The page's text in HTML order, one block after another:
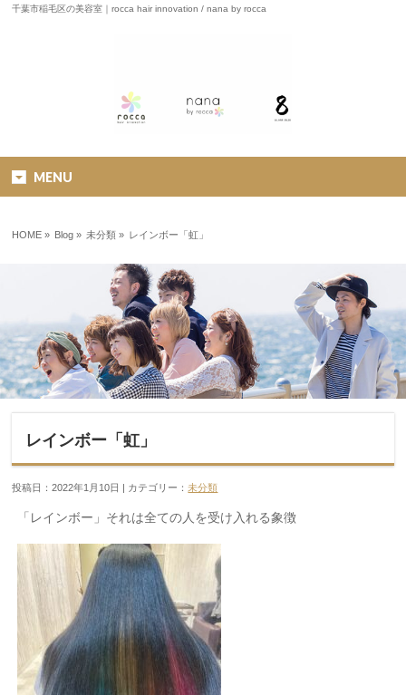
千葉市稲毛区の美容室｜rocca hair innovation / nana by rocca
MENU
HOME » Blog » 未分類 » レインボー「虹」
レインボー「虹」
投稿日：2022年1月10日 | カテゴリー：未分類
「レインボー」それは全ての人を受け入れる象徴